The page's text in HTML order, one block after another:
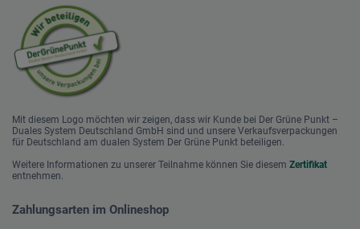
Mit diesem Logo möchten wir zeigen, dass wir Kunde bei Der Grüne Punkt –
Duales System Deutschland GmbH sind und unsere Verkaufsverpackungen
für Deutschland am dualen System Der Grüne Punkt beteiligen.
Weitere Informationen zu unserer Teilnahme können Sie diesem Zertifikat
entnehmen.
Zahlungsarten im Onlineshop